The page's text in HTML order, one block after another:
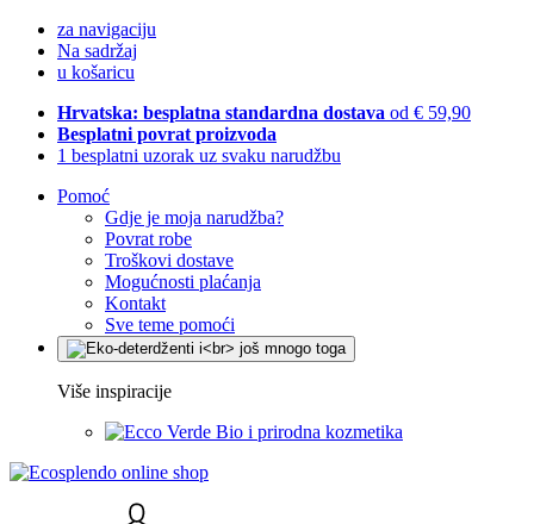
za navigaciju
Na sadržaj
u košaricu
Hrvatska: besplatna standardna dostava od € 59,90
Besplatni povrat proizvoda
1 besplatni uzorak uz svaku narudžbu
Pomoć
Gdje je moja narudžba?
Povrat robe
Troškovi dostave
Mogućnosti plaćanja
Kontakt
Sve teme pomoći
Više inspiracije
Bio i prirodna kozmetika